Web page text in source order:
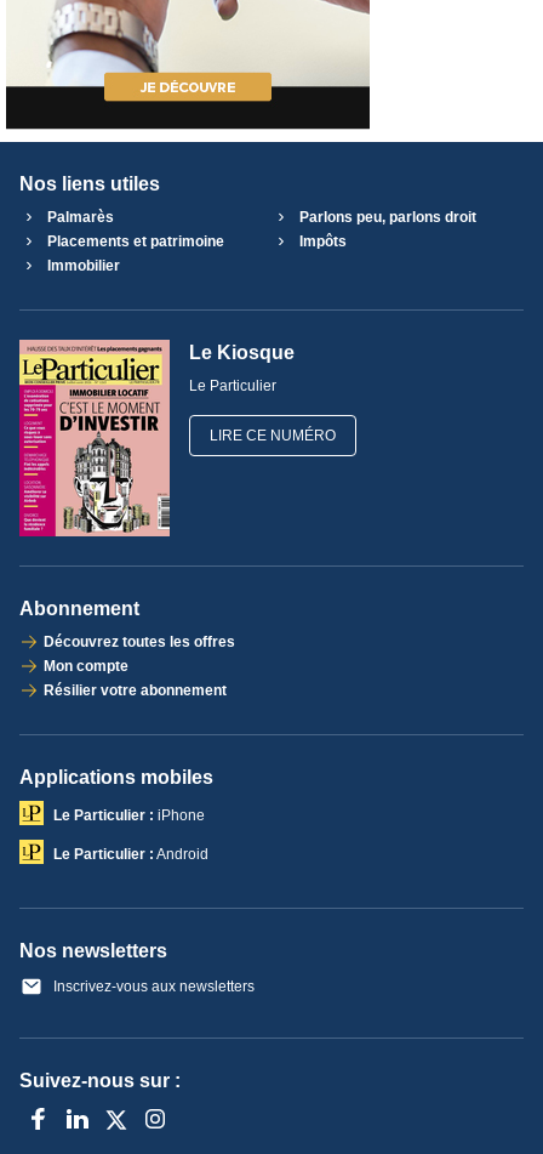
Nos liens utiles
Palmarès
Parlons peu, parlons droit
Placements et patrimoine
Impôts
Immobilier
Le Kiosque
Le Particulier
LIRE CE NUMÉRO
Abonnement
Découvrez toutes les offres
Mon compte
Résilier votre abonnement
Applications mobiles
Le Particulier : iPhone
Le Particulier : Android
Nos newsletters
Inscrivez-vous aux newsletters
Suivez-nous sur :